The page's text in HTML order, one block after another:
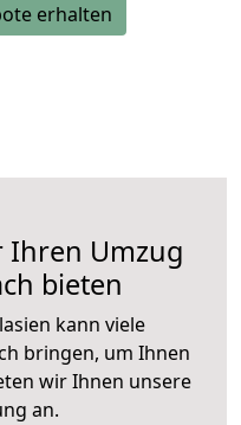
erhalten
Ihren Umzug
bieten
kann viele
bringen, um Ihnen
wir Ihnen unsere
an.